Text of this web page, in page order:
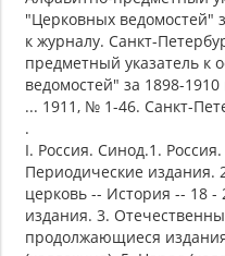
"Церковных ведомостей"
к журналу. Санкт-
предметный указатель к
ведомостей" за 1898-
... 1911, № 1-46. Санкт-
.
I. Россия. Синод.1.
Периодические издания.
церковь -- История -- 18
издания. 3.
продолжающиеся